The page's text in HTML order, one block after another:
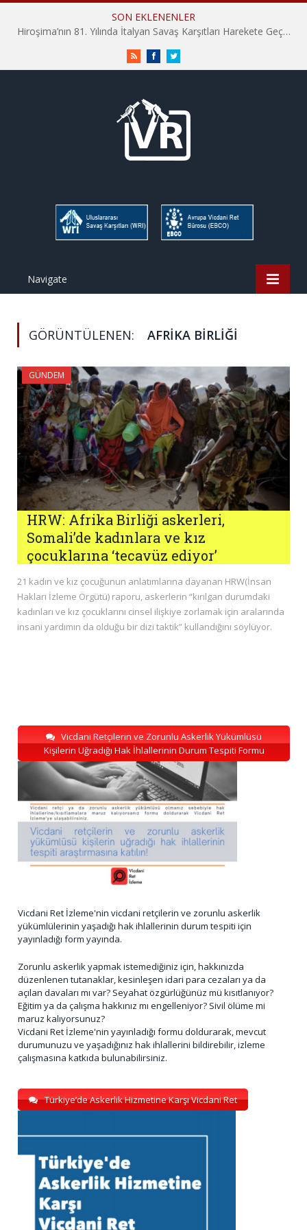
SON EKLENENLER
Hiroşima’nın 81. Yılında İtalyan Savaş Karşıtları Harekete Geçti: “Hatırlamak yeterli değil”
RSS FacebookTwitter
Navigate
GÖRÜNTÜLENEN: AFRIKA BIRLIĞI
GÜNDEM
HRW: Afrika Birliği askerleri,
Somali’de kadınlara ve kız
çocuklarına ‘tecavüz ediyor’
21 kadın ve kız çocuğunun anlatımlarına dayanan HRW(İnsan
Hakları İzleme Örgütü) raporu, askerlerin “kırılgan durumdaki
kadınları ve kız çocuklarını cinsel ilişkiye zorlamak için aralarında
insani yardımın da olduğu bir dizi taktik” kullandığını söylüyor.
Vicdani Retçilerin ve Zorunlu Askerlik Yükümlüsü
Kişilerin Uğradığı Hak İhlallerinin Durum Tespiti Formu
Vicdani Ret İzleme'nin vicdani retçilerin ve zorunlu askerlik
yükümlülerinin yaşadığı hak ihlallerinin durum tespiti için
yayınladığı form yayında.
Zorunlu askerlik yapmak istemediğiniz için, hakkınızda
düzenlenen tutanaklar, kesinleşen idari para cezaları ya da
açılan davaları mı var? Seyahat özgürlüğünüz mü kısıtlanıyor?
Eğitim ya da çalışma hakkınız mı engelleniyor? Sivil ölüme mi
maruz kalıyorsunuz?
Vicdani Ret İzleme'nin yayınladığı formu doldurarak, mevcut
durumunuzu ve yaşadığınız hak ihlallerini bildirebilir, izleme
çalışmasına katkıda bulunabilirsiniz.
Türkiye’de Askerlik Hizmetine Karşı Vicdani Ret